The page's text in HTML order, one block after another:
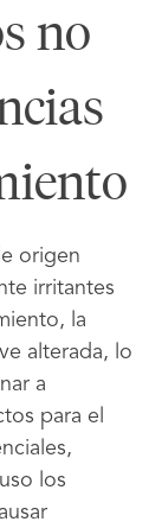
no
origen
irritantes
la
alterada, lo
a
para el
los